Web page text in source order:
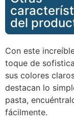
del
Con este
toque de
sus colores
destacan lo
pasta,
fácilmente.